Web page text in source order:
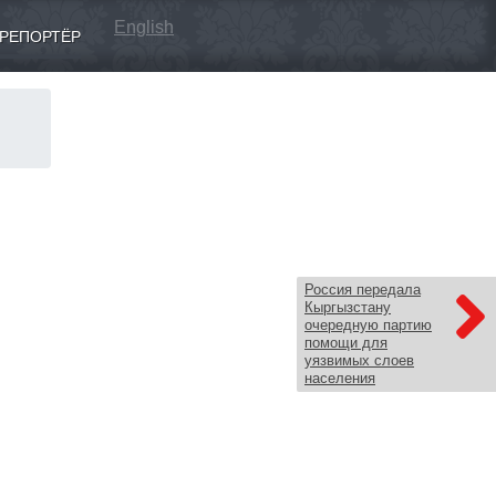
English
Россия передала
Кыргызстану
очередную партию
помощи для
уязвимых слоев
населения